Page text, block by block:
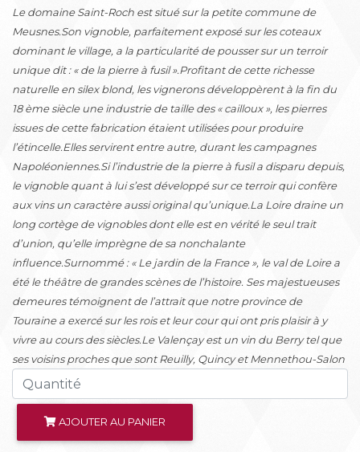
Le domaine Saint-Roch est situé sur la petite commune de
Meusnes.Son vignoble, parfaitement exposé sur les coteaux
dominant le village, a la particularité de pousser sur un terroir
unique dit : « de la pierre à fusil ».Profitant de cette richesse
naturelle en silex blond, les vignerons développèrent à la fin du
18 ème siècle une industrie de taille des « cailloux », les pierres
issues de cette fabrication étaient utilisées pour produire
l’étincelle.Elles servirent entre autre, durant les campagnes
Napoléoniennes.Si l’industrie de la pierre à fusil a disparu depuis,
le vignoble quant à lui s’est développé sur ce terroir qui confère
aux vins un caractère aussi original qu’unique.La Loire draine un
long cortège de vignobles dont elle est en vérité le seul trait
d’union, qu’elle imprègne de sa nonchalante
influence.Surnommé : « Le jardin de la France », le val de Loire a
été le théâtre de grandes scènes de l’histoire. Ses majestueuses
demeures témoignent de l’attrait que notre province de
Touraine a exercé sur les rois et leur cour qui ont pris plaisir à y
vivre au cours des siècles.Le Valençay est un vin du Berry tel que
ses voisins proches que sont Reuilly, Quincy et Mennethou-Salon
AJOUTER AU PANIER